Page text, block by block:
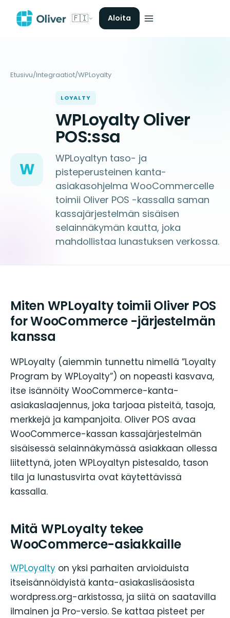
🇫🇮 Aloita
Etusivu/Integraatiot/WPLoyalty
W
LOYALTY
WPLoyalty Oliver
POS:ssa
WPLoyaltyn taso- ja
pisteperusteinen kanta-
asiakasohjelma WooCommercelle
toimii Oliver POS -kassalla saman
kassajärjestelmän sisäisen
selainnäkymän kautta, joka
mahdollistaa lunastuksen verkossa.
Miten WPLoyalty toimii Oliver POS
for WooCommerce -järjestelmän
kanssa
WPLoyalty (aiemmin tunnettu nimellä ”Loyalty
Program by WPLoyalty”) on nopeasti kasvava,
itse isännöity WooCommerce-kanta-
asiakaslaajennus, joka tarjoaa pisteitä, tasoja,
merkkejä ja kampanjoita. Oliver POS avaa
WooCommerce-kassan kassajärjestelmän
sisäisessä selainnäkymässä asiakkaan ollessa
liitettynä, joten WPLoyaltyn pistesaldo, tason
tila ja lunastusvirta ovat käytettävissä
kassalla.
Mitä WPLoyalty tekee
WooCommerce-asiakkaille
WPLoyalty on yksi parhaiten arvioiduista
itseisännöidyistä kanta-asiakaslisäosista
wordpress.org-arkistossa, ja siitä on saatavilla
ilmainen ja Pro-versio. Se kattaa pisteet per